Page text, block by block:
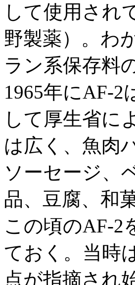
して使用され
野製薬）。わ
ラン系保存料
1965年にAF-
して厚生省に
は広く、魚肉
ソーセージ、
品、豆腐、和
この頃のAF-2
ておく。当時
点が指摘され